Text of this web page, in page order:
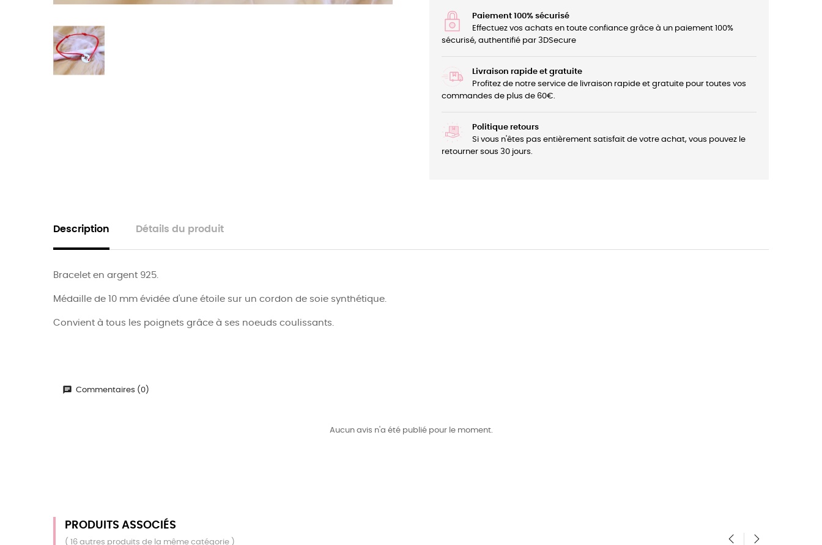
Paiement 100% sécurisé
Effectuez vos achats en toute confiance grâce à un paiement 100%
sécurisé, authentifié par 3DSecure
Livraison rapide et gratuite
Profitez de notre service de livraison rapide et gratuite pour toutes vos
commandes de plus de 60€.
Politique retours
Si vous n'êtes pas entièrement satisfait de votre achat, vous pouvez le
retourner sous 30 jours.
Description Détails du produit
Bracelet en argent 925.
Médaille de 10 mm évidée d'une étoile sur un cordon de soie synthétique.
Convient à tous les poignets grâce à ses noeuds coulissants.
Commentaires (0)
Aucun avis n'a été publié pour le moment.
PRODUITS ASSOCIÉS
( 16 autres produits de la même catégorie )